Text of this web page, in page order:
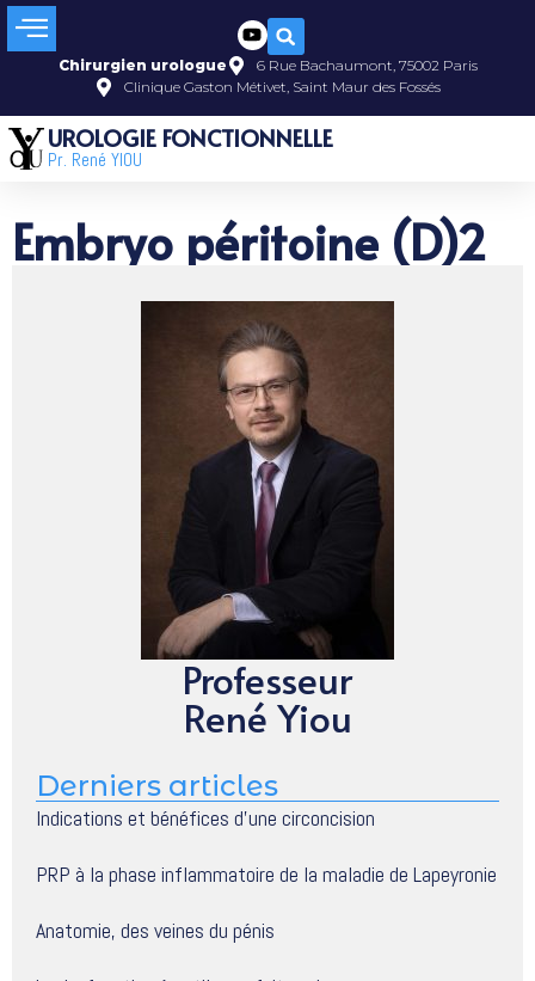
Chirurgien urologue
6 Rue Bachaumont, 75002 Paris
Clinique Gaston Métivet, Saint Maur des Fossés
UROLOGIE FONCTIONNELLE
Pr. René YIOU
Embryo péritoine (D)2
Professeur
René Yiou
Derniers articles
Indications et bénéfices d’une circoncision
PRP à la phase inflammatoire de la maladie de Lapeyronie
Anatomie, des veines du pénis